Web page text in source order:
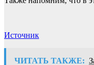
Источник
ЧИТАТЬ ТАКЖЕ: